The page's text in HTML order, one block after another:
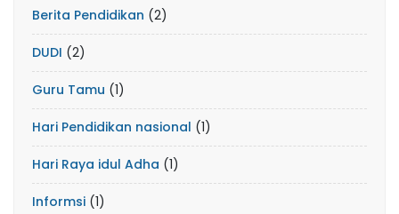
Berita Pendidikan (2)
DUDI (2)
Guru Tamu (1)
Hari Pendidikan nasional (1)
Hari Raya idul Adha (1)
Informsi (1)